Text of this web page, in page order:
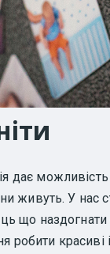
дає
живуть. У нас
що
красиві